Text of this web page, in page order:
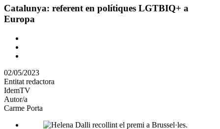
la
notícia
Catalunya: referent en polítiques LGTBIQ+ a
Europa
Comparteix
altres
xarxes
socials
02/05/2023
Entitat redactora
IdemTV
Autor/a
Carme Porta